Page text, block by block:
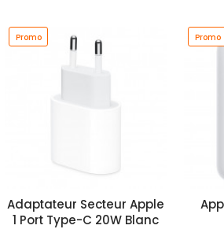
Promo
Adaptateur Secteur Apple
1 Port Type-C 20W Blanc
Promo